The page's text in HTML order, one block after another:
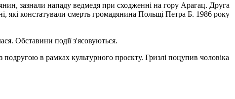
зазнали нападу ведмедя при сходженні на гору Арагац. Друга
які констатували смерть громадянина Польщі Петра Б. 1986 року
Обставини події з'ясовуються.
в рамках культурного проєкту. Гризлі поцупив чоловіка